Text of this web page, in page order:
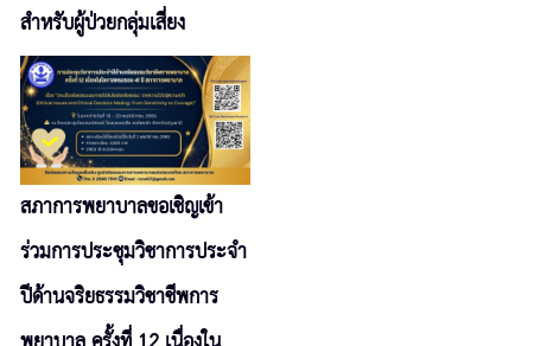
สำหรับผู้ป่วยกลุ่มเสี่ยง
สภาการพยาบาลขอเชิญเข้า
ร่วมการประชุมวิชาการประจำ
ปีด้านจริยธรรมวิชาชีพการ